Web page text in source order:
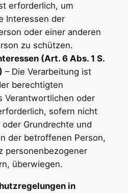
erforderlich, um
Interessen der
oder einer anderen
zu schützen.
(Art. 6 Abs. 1 S.
– Die Verarbeitung ist
berechtigten
Verantwortlichen oder
sofern nicht
Grundrechte und
der betroffenen Person,
personenbezogener
überwiegen.
in